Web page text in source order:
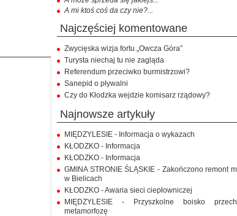
A mi ktoś coś da czy nie?...
najczęściej komentowane
Zwycięska wizja fortu „Owcza Góra”
Turysta niechaj tu nie zagląda
Referendum przeciwko burmistrzowi?
Sanepid o pływalni
Czy do Kłodzka wejdzie komisarz rządowy?
najnowsze artykuły
MIĘDZYLESIE - Informacja o wykazach
KŁODZKO - Informacja
KŁODZKO - Informacja
GMINA STRONIE ŚLĄSKIE - Zakończono remont
w Bielicach
KŁODZKO - Awaria sieci ciepłowniczej
MIĘDZYLESIE - Przyszkolne boisko
metamorfozę